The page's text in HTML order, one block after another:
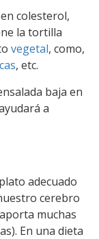
colesterol,
la tortilla
vegetal, como,
, etc.
baja en
a
adecuado
cerebro
muchas
En una dieta